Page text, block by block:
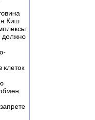
Киш
должно
клеток